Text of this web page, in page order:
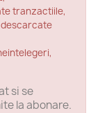
tranzactiile,
si se
la abonare.